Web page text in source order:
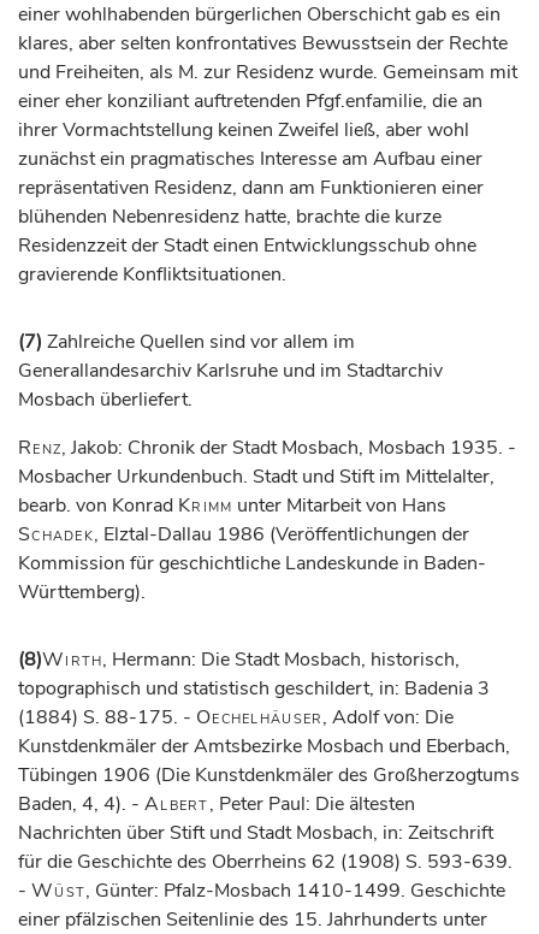
einer wohlhabenden bürgerlichen Oberschicht gab es ein
klares, aber selten konfrontatives Bewusstsein der Rechte
und Freiheiten, als M. zur Residenz wurde. Gemeinsam mit
einer eher konziliant auftretenden Pfgf.enfamilie, die an
ihrer Vormachtstellung keinen Zweifel ließ, aber wohl
zunächst ein pragmatisches Interesse am Aufbau einer
repräsentativen Residenz, dann am Funktionieren einer
blühenden Nebenresidenz hatte, brachte die kurze
Residenzzeit der Stadt einen Entwicklungsschub ohne
gravierende Konfliktsituationen.
(7) Zahlreiche Quellen sind vor allem im
Generallandesarchiv Karlsruhe und im Stadtarchiv
Mosbach überliefert.
Renz, Jakob: Chronik der Stadt Mosbach, Mosbach 1935. -
Mosbacher Urkundenbuch. Stadt und Stift im Mittelalter,
bearb. von Konrad Krimm unter Mitarbeit von Hans
Schadek, Elztal-Dallau 1986 (Veröffentlichungen der
Kommission für geschichtliche Landeskunde in Baden-
Württemberg).
(8)Wirth, Hermann: Die Stadt Mosbach, historisch,
topographisch und statistisch geschildert, in: Badenia 3
(1884) S. 88-175. - Oechelhäuser, Adolf von: Die
Kunstdenkmäler der Amtsbezirke Mosbach und Eberbach,
Tübingen 1906 (Die Kunstdenkmäler des Großherzogtums
Baden, 4, 4). - Albert, Peter Paul: Die ältesten
Nachrichten über Stift und Stadt Mosbach, in: Zeitschrift
für die Geschichte des Oberrheins 62 (1908) S. 593-639.
- Wüst, Günter: Pfalz-Mosbach 1410-1499. Geschichte
einer pfälzischen Seitenlinie des 15. Jahrhunderts unter